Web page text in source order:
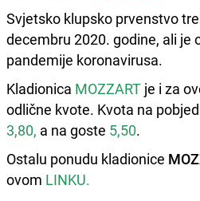
Svjetsko klupsko prvenstvo
decembru 2020. godine, ali je
pandemije koronavirusa.
Kladionica MOZZART je i za
odlične kvote. Kvota na
3,80, a na goste 5,50.
Ostalu ponudu kladionice
ovom LINKU.